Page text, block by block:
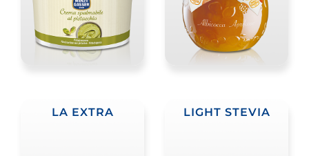
LA EXTRA LIGHT STEVIA